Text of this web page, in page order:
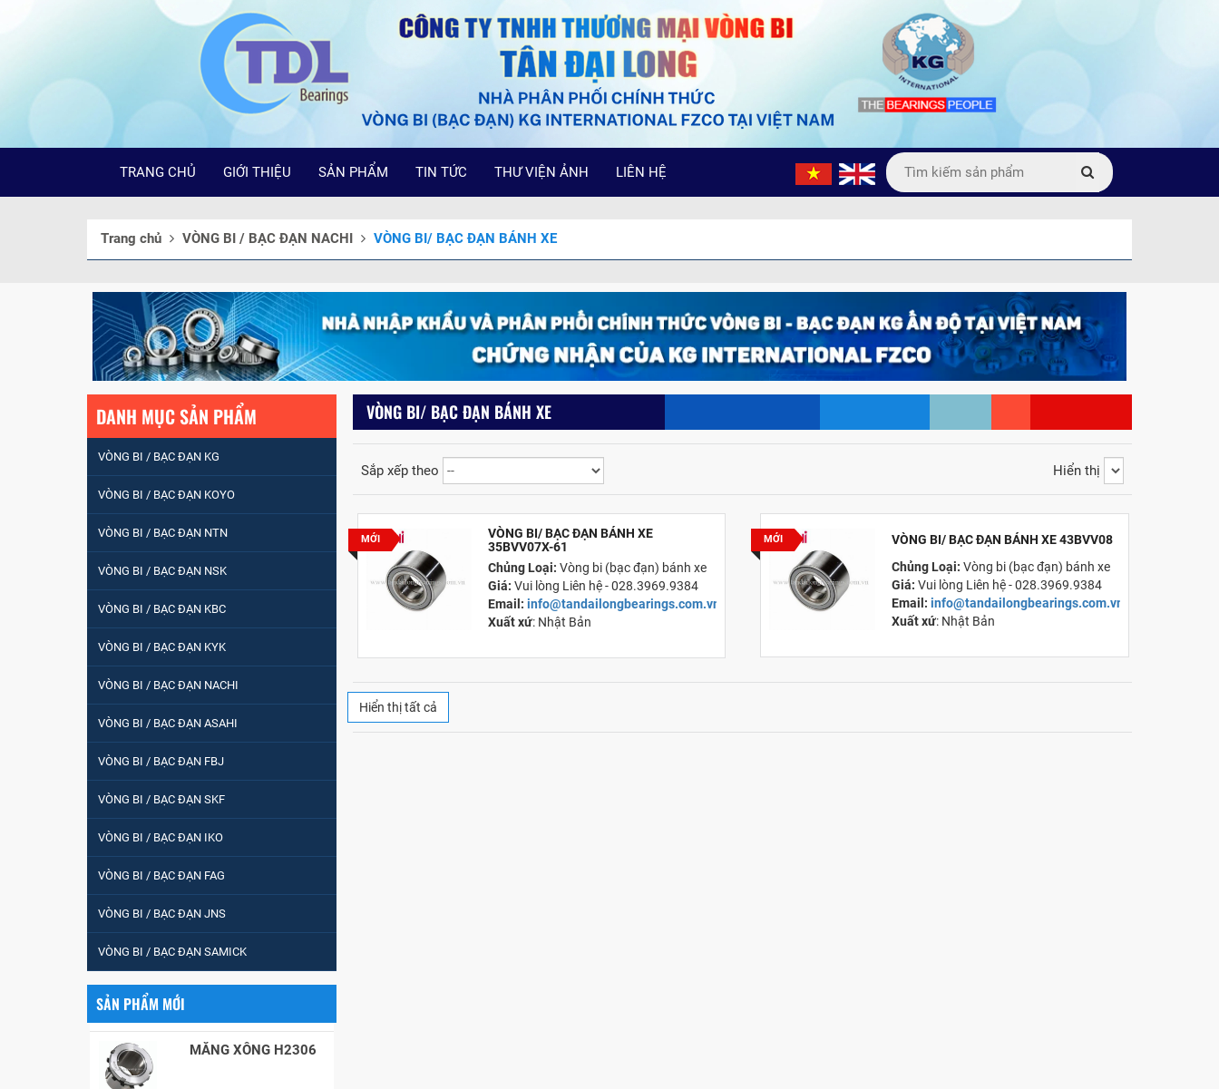
TRANG CHỦ GIỚI THIỆU SẢN PHẨM TIN TỨC THƯ VIỆN ẢNH LIÊN HỆ
Trang chủ VÒNG BI / BẠC ĐẠN NACHI VÒNG BI/ BẠC ĐẠN BÁNH XE
VÒNG BI/ BẠC ĐẠN BÁNH XE
Sắp xếp theo Hiển thị
MỚI
VÒNG BI/ BẠC ĐẠN BÁNH XE
35BVV07X-61
Chủng Loại:Vòng bi (bạc đạn) bánh xe
Giá: Vui lòng Liên hệ - 028.3969.9384
Email:info@tandailongbearings.com.vn
Xuất xứ: Nhật Bản
MỚI
VÒNG BI/ BẠC ĐẠN BÁNH XE 43BVV08
Chủng Loại:Vòng bi (bạc đạn) bánh xe
Giá: Vui lòng Liên hệ - 028.3969.9384
Email:info@tandailongbearings.com.vn
Xuất xứ: Nhật Bản
Hiển thị tất cả
DANH MỤC SẢN PHẨM
VÒNG BI / BẠC ĐẠN KG
VÒNG BI / BẠC ĐẠN KOYO
VÒNG BI / BẠC ĐẠN NTN
VÒNG BI / BẠC ĐẠN NSK
VÒNG BI / BẠC ĐẠN KBC
VÒNG BI / BẠC ĐẠN KYK
VÒNG BI / BẠC ĐẠN NACHI
VÒNG BI / BẠC ĐẠN ASAHI
VÒNG BI / BẠC ĐẠN FBJ
VÒNG BI / BẠC ĐẠN SKF
VÒNG BI / BẠC ĐẠN IKO
VÒNG BI / BẠC ĐẠN FAG
VÒNG BI / BẠC ĐẠN JNS
VÒNG BI / BẠC ĐẠN SAMICK
SẢN PHẨM MỚI
VÒNG BI / BẠC ĐẠN
NHÀO CÀ NA 24134
Vòng bi / Bạc đạn
tròn : 698
VÒNG BI PHS20
5200
VÒNG BI / BẠC ĐẠN
CHÀ TRÒN 51105
VÒNG BI / BẠC ĐẠN
CỐT BƠM NƯỚC
MĂNG XÔNG H2306